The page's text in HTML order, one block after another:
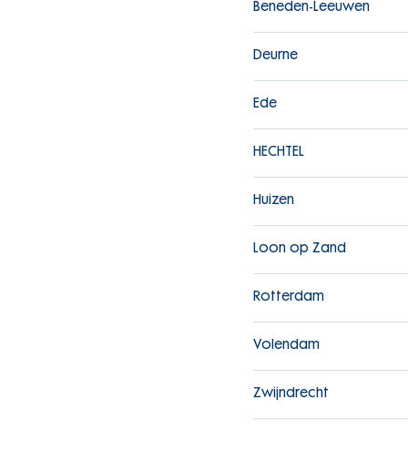
Beneden-Leeuwen
Deurne
Ede
HECHTEL
Huizen
Loon op Zand
Rotterdam
Volendam
Zwijndrecht